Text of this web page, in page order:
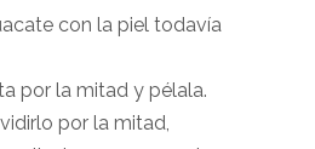
con la piel todavía
por la mitad y pélala.
por la mitad,